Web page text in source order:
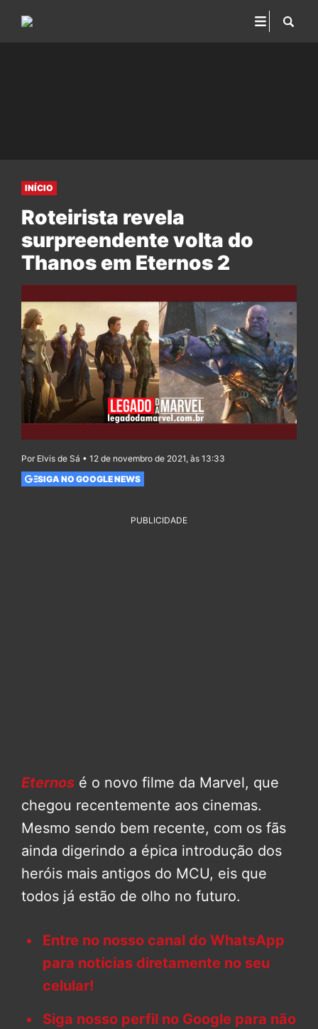
INÍCIO
Roteirista revela
surpreendente volta do
Thanos em Eternos 2
Por Elvis de Sá • 12 de novembro de 2021, às 13:33
SIGA NO GOOGLE NEWS
PUBLICIDADE
Eternos é o novo filme da Marvel, que
chegou recentemente aos cinemas.
Mesmo sendo bem recente, com os fãs
ainda digerindo a épica introdução dos
heróis mais antigos do MCU, eis que
todos já estão de olho no futuro.
Entre no nosso canal do WhatsApp
para notícias diretamente no seu
celular!
Siga nosso perfil no Google para não